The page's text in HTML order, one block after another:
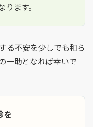
ます。
る不安を少しでも和ら
一助となれば幸いで
を